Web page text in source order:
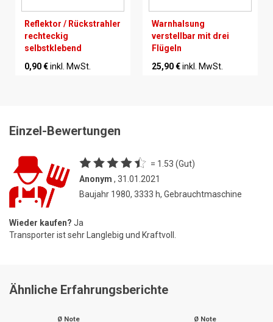
Reflektor / Rückstrahler
rechteckig
selbstklebend
0,90 €inkl. MwSt.
Warnhalsung
verstellbar mit drei
Flügeln
25,90 €inkl. MwSt.
Einzel-Bewertungen
= 1.53 (Gut)
Anonym , 31.01.2021
Baujahr 1980, 3333 h, Gebrauchtmaschine
Wieder kaufen? Ja
Transporter ist sehr Langlebig und Kraftvoll.
Ähnliche Erfahrungsberichte
Ø Note Ø Note